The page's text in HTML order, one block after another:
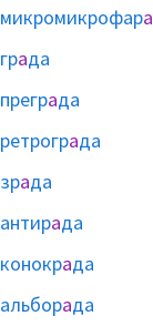
микромикрофара
града
преграда
ретрограда
зрада
антирада
конокрада
альборада